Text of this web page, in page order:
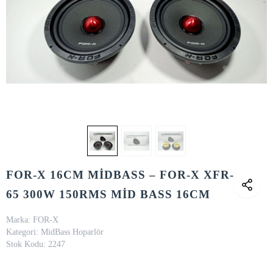
FOR-X 16CM MİDBASS – FOR-X XFR-
65 300W 150RMS MİD BASS 16CM
Marka: FOR-X
Kategori: MidBass Hoparlör
Stok Kodu: 2247